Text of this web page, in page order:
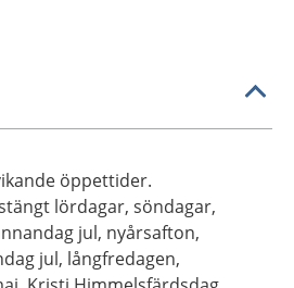
öppettider.
lördagar, söndagar,
jul, nyårsafton,
jul, långfredagen,